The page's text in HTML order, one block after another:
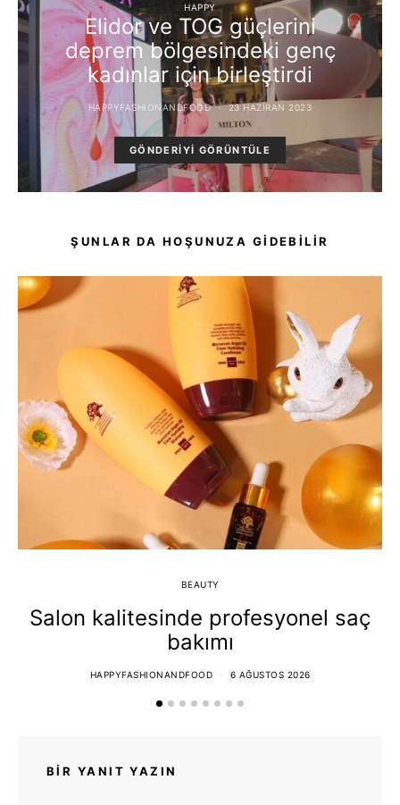
HAPPY
Elidor ve TOG güçlerini
deprem bölgesindeki genç
kadınlar için birleştirdi
HAPPYFASHIONANDFOOD 23 HAZIRAN 2023
GÖNDERIYI GÖRÜNTÜLE
ŞUNLAR DA HOŞUNUZA GIDEBILIR
BEAUTY
Salon kalitesinde profesyonel saç
bakımı
HAPPYFASHIONANDFOOD 6 AĞUSTOS 2026
BIR YANIT YAZIN